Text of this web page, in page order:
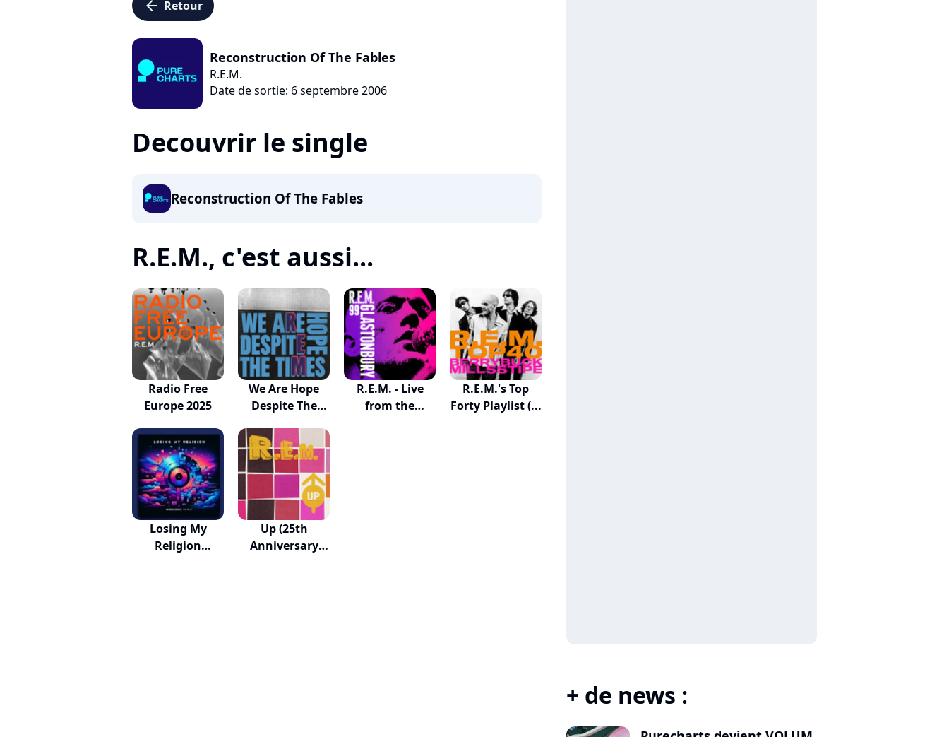
arrow_left Retour
Reconstruction Of The Fables
R.E.M.
Date de sortie: 6 septembre 2006
Decouvrir le single
Reconstruction Of The Fables
R.E.M., c'est aussi...
Radio Free
Europe 2025
We Are Hope
Despite The
R.E.M. - Live
from the
R.E.M.'s Top
Forty Playlist (...
Losing My
Religion
Up (25th
Anniversary
+ de news :